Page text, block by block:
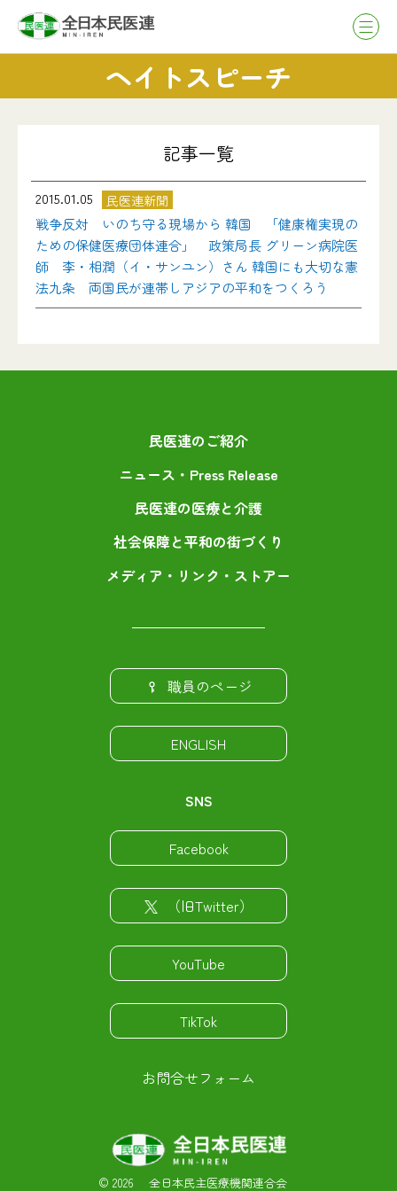
ヘイトスピーチ
記事一覧
2015.01.05 民医連新聞
戦争反対 いのち守る現場から 韓国 「健康権実現の
ための保健医療団体連合」 政策局長 グリーン病院医
師 李・相潤（イ・サンユン）さん 韓国にも大切な憲
法九条 両国民が連帯しアジアの平和をつくろう
民医連のご紹介
ニュース・Press Release
民医連の医療と介護
社会保障と平和の街づくり
メディア・リンク・ストアー
職員のページ
ENGLISH
SNS
Facebook
（旧Twitter）
YouTube
TikTok
お問合せフォーム
© 2026 全日本民主医療機関連合会